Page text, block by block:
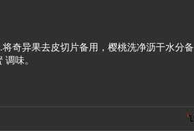
奇异果去皮切片备用，樱桃洗净沥干水分备
味。